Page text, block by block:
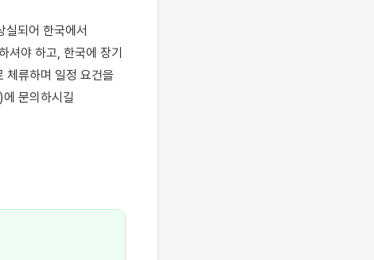
실되어 한국에서
셔야 하고, 한국에 장기
류하며 일정 요건을
문의하시길